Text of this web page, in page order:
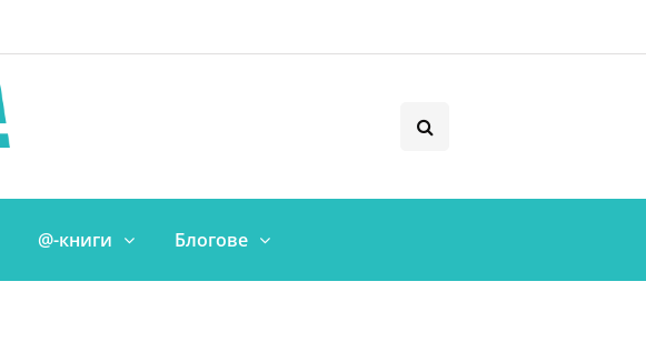
@-книги Блогове